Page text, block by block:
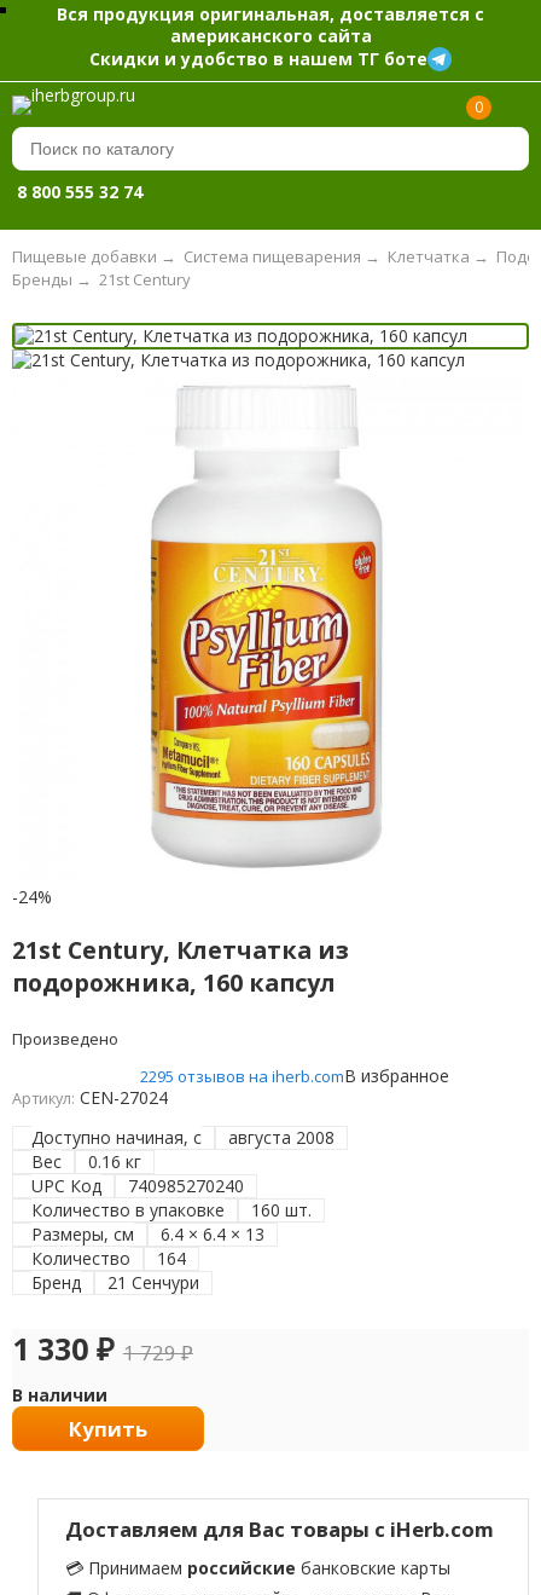
Вся продукция оригинальная, доставляется с
американского сайта
Скидки и удобство в нашем ТГ боте
0
8 800 555 32 74
Пищевые добавки → Система пищеварения → Клетчатка →
21st Century
Бренды →
-24%
21st Century, Клетчатка из
подорожника, 160 капсул
Произведено
2295 отзывов на iherb.comВ избранное
Артикул: CEN-27024
Доступно начиная, с
августа 2008
Вес
0.16 кг
UPC Код
740985270240
Количество в упаковке
160 шт.
Размеры, см
6.4 × 6.4 × 13
Количество
164
Бренд
21 Сенчури
1 330 ₽ 1 729₽
В наличии
Купить
Доставляем для Вас товары с iHerb.com
💳 Принимаем российские банковские карты